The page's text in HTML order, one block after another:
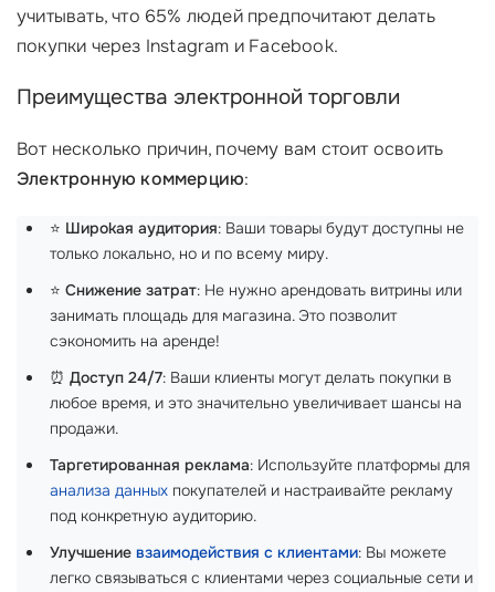
учитывать, что 65% людей предпочитают делать
покупки через Instagram и Facebook.
Преимущества электронной торговли
Вот несколько причин, почему вам стоит освоить
Электронную коммерцию:
⭐ Ширokая аудитория: Ваши товары будут доступны не
только локально, но и по всему миру.
⭐ Снижение затрат: Не нужно арендовать витрины или
занимать площадь для магазина. Это позволит
сэкономить на аренде!
⏰ Доступ 24/7: Ваши клиенты могут делать покупки в
любое время, и это значительно увеличивает шансы на
продажи.
Таргетированная реклама: Используйте платформы для
анализа данных покупателей и настраивайте рекламу
под конкретную аудиторию.
Улучшение взаимодействия с клиентами: Вы можете
легко связываться с клиентами через социальные сети и